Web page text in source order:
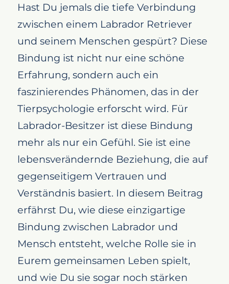
Hast Du jemals die tiefe Verbindung
zwischen einem Labrador Retriever
und seinem Menschen gespürt? Diese
Bindung ist nicht nur eine schöne
Erfahrung, sondern auch ein
faszinierendes Phänomen, das in der
Tierpsychologie erforscht wird. Für
Labrador-Besitzer ist diese Bindung
mehr als nur ein Gefühl. Sie ist eine
lebensverändernde Beziehung, die auf
gegenseitigem Vertrauen und
Verständnis basiert. In diesem Beitrag
erfährst Du, wie diese einzigartige
Bindung zwischen Labrador und
Mensch entsteht, welche Rolle sie in
Eurem gemeinsamen Leben spielt,
und wie Du sie sogar noch stärken